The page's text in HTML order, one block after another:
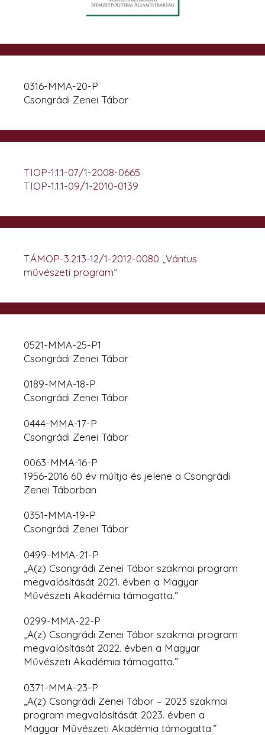
0316-MMA-20-P
Csongrádi Zenei Tábor
TIOP-1.1.1-07/1-2008-0665
TIOP-1.1.1-09/1-2010-0139
TÁMOP-3.2.13-12/1-2012-0080 „Vántus
művészeti program”
0521-MMA-25-P1
Csongrádi Zenei Tábor
0189-MMA-18-P
Csongrádi Zenei Tábor
0444-MMA-17-P
Csongrádi Zenei Tábor
0063-MMA-16-P
1956-2016 60 év múltja és jelene a Csongrádi
Zenei Táborban
0351-MMA-19-P
Csongrádi Zenei Tábor
0499-MMA-21-P
„A(z) Csongrádi Zenei Tábor szakmai program
megvalósítását 2021. évben a Magyar
Művészeti Akadémia támogatta.”
0299-MMA-22-P
„A(z) Csongrádi Zenei Tábor szakmai program
megvalósítását 2022. évben a Magyar
Művészeti Akadémia támogatta.”
0371-MMA-23-P
„A(z) Csongrádi Zenei Tábor – 2023 szakmai
program megvalósítását 2023. évben a
Magyar Művészeti Akadémia támogatta.”